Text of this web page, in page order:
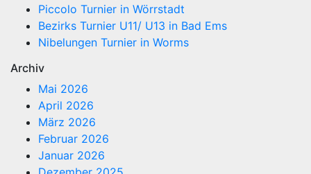
Piccolo Turnier in Wörrstadt
Bezirks Turnier U11/ U13 in Bad Ems
Nibelungen Turnier in Worms
Archiv
Mai 2026
April 2026
März 2026
Februar 2026
Januar 2026